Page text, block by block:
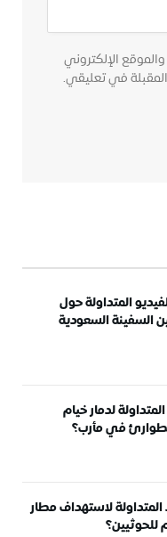
الإلكتروني
في تعليقي.
المتداولة حول
السفينة السعودية
لدمار خيام
في مأرب؟
لاستهداف مطار